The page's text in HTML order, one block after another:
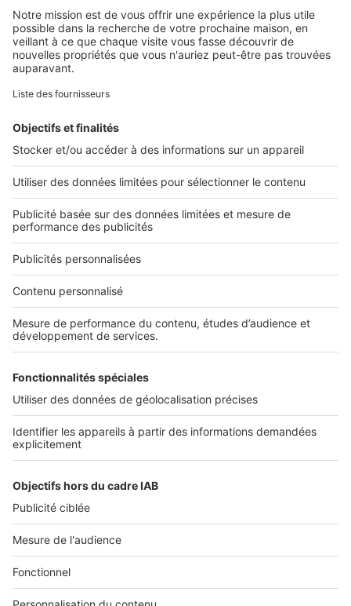
Retrouvez-nous sur ...
L'ENTREPRISE
Qui sommes-nous ?
Nous contacter
Nous recrutons
NOS APPLICATIONS
Découvrez nos applications
Tous nos services pro
Accès client
Mes annonces sur SeLoger
À DÉCOUVRIR
Tout l'immobilier
Toutes les villes
Tous les départements
Toutes les régions
SeLoger © 1992 - 2023